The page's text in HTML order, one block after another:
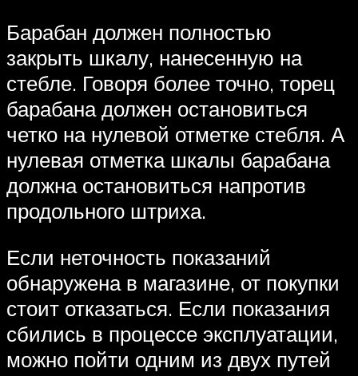
Барабан должен полностью
закрыть шкалу, нанесенную на
стебле. Говоря более точно, торец
барабана должен остановиться
четко на нулевой отметке стебля. А
нулевая отметка шкалы барабана
должна остановиться напротив
продольного штриха.
Если неточность показаний
обнаружена в магазине, от покупки
стоит отказаться. Если показания
сбились в процессе эксплуатации,
можно пойти одним из двух путей